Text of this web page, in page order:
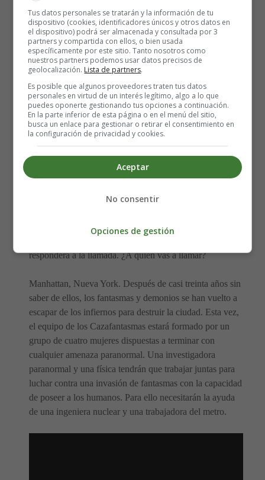
Estreno en España de la
película Cazafantasmas
Dirección:Paul Feig
Reparto: Kristen Wiig, Melissa McCarthy, Leslie
Jones, Kate McKinnon, Chris Hemsworth y Andy
García
Nacionalidades: USA
Año: 2016
Fecha de estreno: 12-08-2016
Guion: Katie Dippold y Paul Feig
responderá a la llamada. ¿A quién vas a llamar?
Manhattan, Nueva York. Después de casi treinta años sin
saber de ellos, los fantasmas y demonios se han vuelto a
escapar de los infiernos para destruir la ciudad. Esta vez,
el equipo de los Cazafantasmas estará formado por un
grupo de cuatro mujeres dispuestas a terminar con
cualquier amenaza paranormal. Una investigadora
paranormal y una física tendrán que trabajar juntas para
luchar contra una invasión de fantasmas con la capacidad
de poseer a los humanos. Para ello necesitarán la ayuda
de una ingeniera nuclear y una trabajadora del metro.
Tus datos personales se tratarán y la información de tu
dispositivo (cookies, identificadores únicos y otros datos en
el dispositivo) podrá ser almacenada y consultada por 3
partners y compartida con ellos, o bien usada
específicamente por este sitio. Tanto nosotros como
nuestros partners podemos usar datos precisos de
geolocalización. Lista de partners.
Es posible que algunos proveedores traten tus datos
personales en virtud de un interés legítimo, algo a lo que
puedes oponerte gestionando tus opciones a continuación.
En la parte inferior de esta página o en el menú del sitio,
busca un enlace para gestionar o retirar el consentimiento en
la configuración de privacidad y cookies.
Aceptar
No consentir
Opciones de gestión